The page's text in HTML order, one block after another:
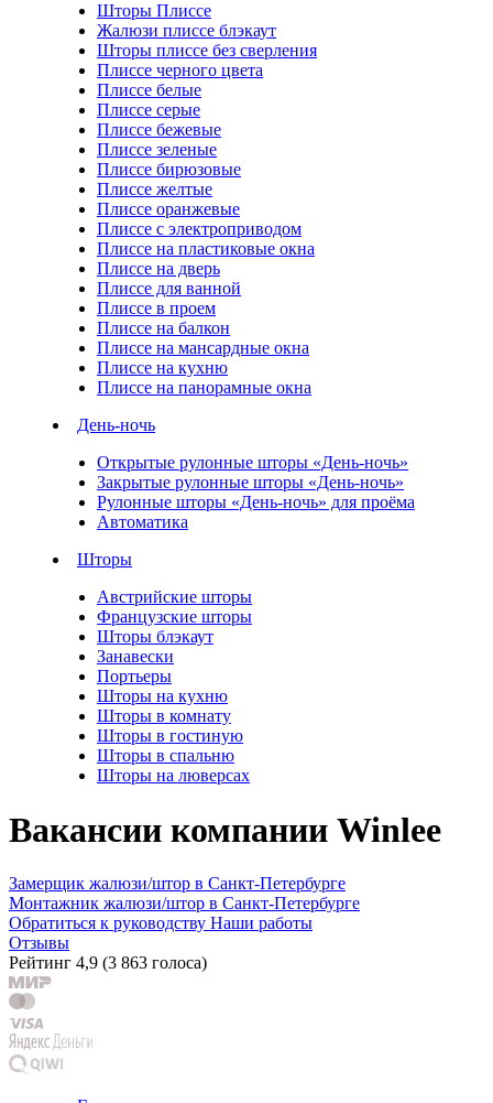
Шторы Плиссе
Жалюзи плиссе блэкаут
Шторы плиссе без сверления
Плиссе черного цвета
Плиссе белые
Плиссе серые
Плиссе бежевые
Плиссе зеленые
Плиссе бирюзовые
Плиссе желтые
Плиссе оранжевые
Плиссе с электроприводом
Плиссе на пластиковые окна
Плиссе на дверь
Плиссе для ванной
Плиссе в проем
Плиссе на балкон
Плиссе на мансардные окна
Плиссе на кухню
Плиссе на панорамные окна
День-ночь
Открытые рулонные шторы «День-ночь»
Закрытые рулонные шторы «День-ночь»
Рулонные шторы «День-ночь» для проёма
Автоматика
Шторы
Австрийские шторы
Французские шторы
Шторы блэкаут
Занавески
Портьеры
Шторы на кухню
Шторы в комнату
Шторы в гостиную
Шторы в спальню
Шторы на люверсах
Вакансии компании Winlee
Замерщик жалюзи/штор в Санкт-Петербурге
Монтажник жалюзи/штор в Санкт-Петербурге
Обратиться к руководству Наши работы
Отзывы
Рейтинг 4,9 (3 863 голоса)